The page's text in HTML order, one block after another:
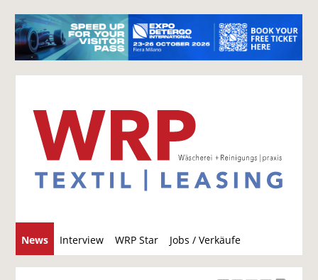
News Interview WRP Star Jobs / Verkäufe
u
c